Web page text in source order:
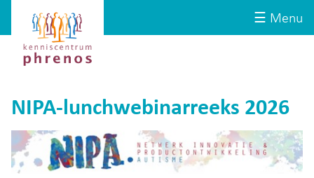
☰ Menu
Kenniscentrum
Phrenos
website
NIPA-lunchwebinarreeks 2026